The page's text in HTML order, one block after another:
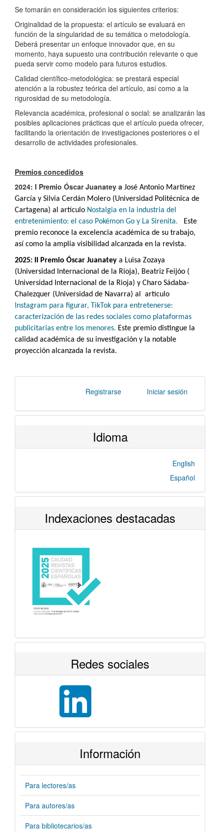
Se tomarán en consideración los siguientes criterios:
Originalidad de la propuesta: el artículo se evaluará en
función de la singularidad de su temática o metodología.
Deberá presentar un enfoque innovador que, en su
momento, haya supuesto una contribución relevante o que
pueda servir como modelo para futuros estudios.
Calidad científico-metodológica: se prestará especial
atención a la robustez teórica del artículo, así como a la
rigurosidad de su metodología.
Relevancia académica, profesional o social: se analizarán las
posibles aplicaciones prácticas que el artículo pueda ofrecer,
facilitando la orientación de investigaciones posteriores o el
desarrollo de actividades profesionales.
Premios concedidos
2024: I Premio Óscar Juanatey a José Antonio Martínez
García y Silvia Cerdán Molero (Universidad Politécnica de
Cartagena) al artículo Nostalgia en la industria del
entretenimiento: el caso Pokémon Go y La Sirenita.
Este
premio reconoce la excelencia académica de su trabajo,
así como la amplia visibilidad alcanzada en la revista.
2025: II Premio Óscar Juanatey a Luisa Zozaya
(Universidad Internacional de la Rioja), Beatriz Feijóo (
Universidad Internacional de la Rioja) y Charo Sádaba-
Chalezquer (Universidad de Navarra) al artículo
Instagram para figurar, TikTok para entretenerse:
caracterización de las redes sociales como plataformas
publicitarias entre los menores. Este premio distingue la
calidad académica de su investigación y la notable
proyección alcanzada la revista.
Registrarse Iniciar sesión
Idioma
English
Español
Indexaciones destacadas
Redes sociales
Información
Para lectores/as
Para autores/as
Para bibliotecarios/as